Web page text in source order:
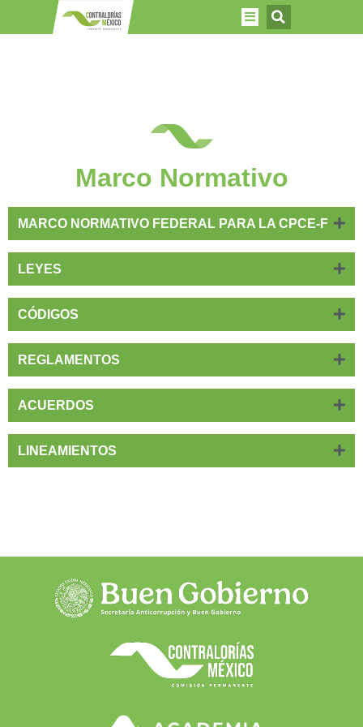
Marco Normativo
MARCO NORMATIVO FEDERAL PARA LA CPCE-F
LEYES
CÓDIGOS
REGLAMENTOS
ACUERDOS
LINEAMIENTOS